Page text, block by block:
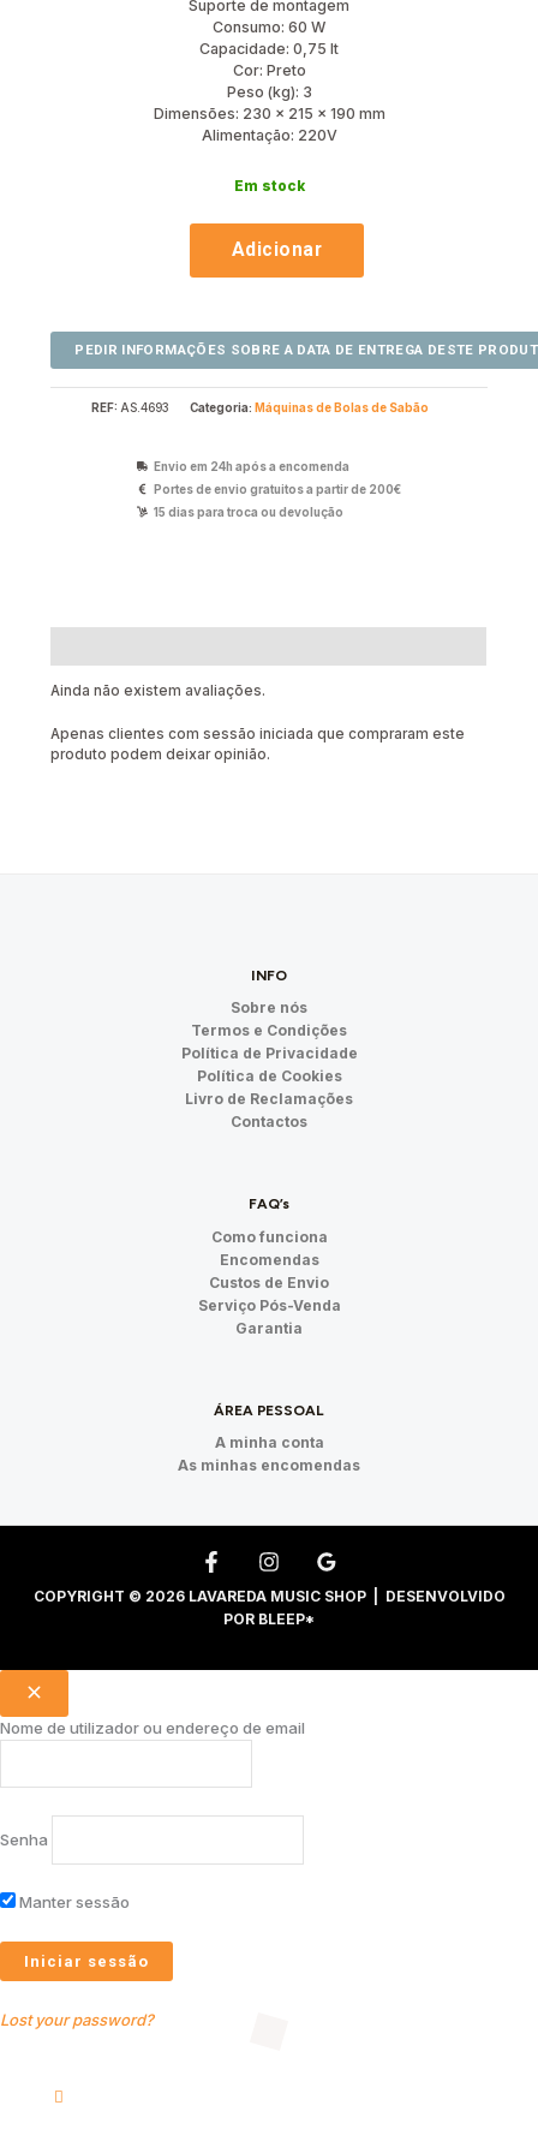
Suporte de montagem
Consumo: 60 W
Capacidade: 0,75 lt
Cor: Preto
Peso (kg): 3
Dimensões: 230 x 215 x 190 mm
Alimentação: 220V
Em stock
Adicionar
REF: AS.4693 Categoria: Máquinas de Bolas de Sabão
Envio em 24h após a encomenda
Portes de envio gratuitos a partir de 200€
15 dias para troca ou devolução
Ainda não existem avaliações.
Apenas clientes com sessão iniciada que compraram este
produto podem deixar opinião.
INFO
Sobre nós
Termos e Condições
Política de Privacidade
Política de Cookies
Livro de Reclamações
Contactos
FAQ’s
Como funciona
Encomendas
Custos de Envio
Serviço Pós-Venda
Garantia
ÁREA PESSOAL
A minha conta
As minhas encomendas
COPYRIGHT © 2026 LAVAREDA MUSIC SHOP | DESENVOLVIDO
POR BLEEP*
Nome de utilizador ou endereço de email
Senha
Manter sessão
Lost your password?